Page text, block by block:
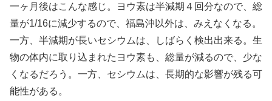
一ヶ月後はこんな感じ。ヨウ素は半減期４回分なので、総
量が1/16に減少するので、福島沖以外は、みえなくなる。
一方、半減期が長いセシウムは、しばらく検出出来る。生
物の体内に取り込まれたヨウ素も、総量が減るので、少な
くなるだろう。一方、セシウムは、長期的な影響が残る可
能性がある。